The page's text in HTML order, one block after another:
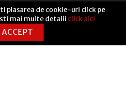
plasarea de cookie-uri click pe
mai multe detalii click aici
ACCEPTa litigiilor